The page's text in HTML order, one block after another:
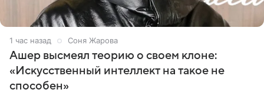
1 час назад Соня Жарова
Ашер высмеял теорию о своем клоне:
«Искусственный интеллект на такое не
способен»